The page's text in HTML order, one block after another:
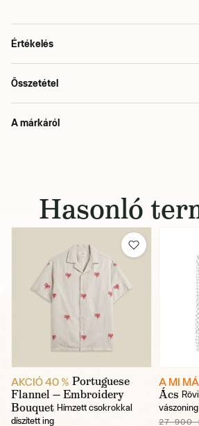
Értékelés
Összetétel
A márkáról
Hasonló
AKCIÓ 40 % Portuguese
Flannel — Embroidery
Bouquet Hímzett csokrokkal
díszített ing
A MI
Ács
vászoning
27 900